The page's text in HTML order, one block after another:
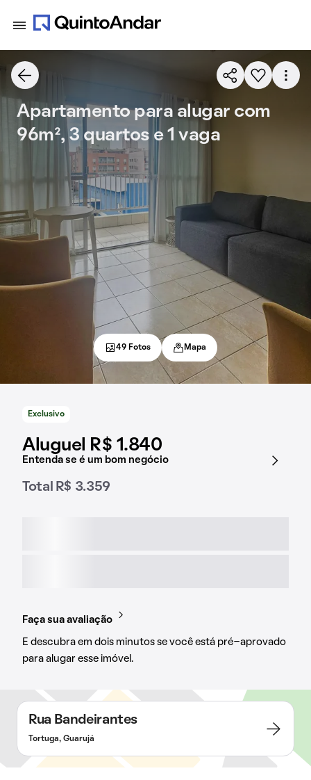
Exclusivo
Aluguel R$ 1.840
Entenda se é um bom negócio
Total R$ 3.359
Faça sua avaliação
E descubra em dois minutos se você está pré-aprovado
para alugar esse imóvel.
Apartamento para alugar com
96m², 3 quartos e 1 vaga
49 Fotos Mapa
Rua Bandeirantes
Tortuga, Guarujá